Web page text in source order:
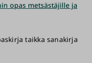
opas metsästäjille ja
taikka sanakirja